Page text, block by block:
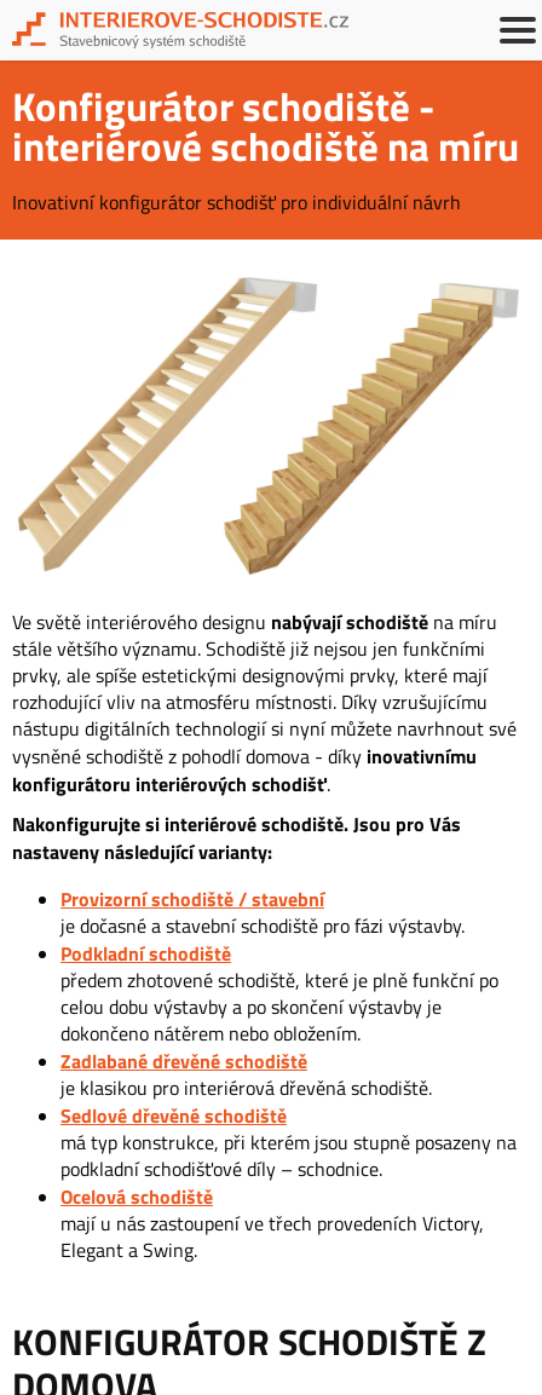
Konfigurátor schodiště -
interiérové schodiště na míru
Inovativní konfigurátor schodišť pro individuální návrh
Ve světě interiérového designu nabývají schodiště na míru
stále většího významu. Schodiště již nejsou jen funkčními
prvky, ale spíše estetickými designovými prvky, které mají
rozhodující vliv na atmosféru místnosti. Díky vzrušujícímu
nástupu digitálních technologií si nyní můžete navrhnout své
vysněné schodiště z pohodlí domova - díky inovativnímu
konfigurátoru interiérových schodišť.
Nakonfigurujte si interiérové schodiště. Jsou pro Vás
nastaveny následující varianty:
Provizorní schodiště / stavební
je dočasné a stavební schodiště pro fázi výstavby.
Podkladní schodiště
předem zhotovené schodiště, které je plně funkční po
celou dobu výstavby a po skončení výstavby je
dokončeno nátěrem nebo obložením.
Zadlabané dřevěné schodiště
je klasikou pro interiérová dřevěná schodiště.
Sedlové dřevěné schodiště
má typ konstrukce, při kterém jsou stupně posazeny na
podkladní schodišťové díly – schodnice.
Ocelová schodiště
mají u nás zastoupení ve třech provedeních Victory,
Elegant a Swing.
KONFIGURÁTOR SCHODIŠTĚ Z
DOMOVA